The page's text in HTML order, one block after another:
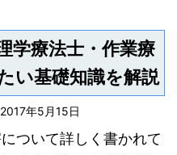
学療法士・作業療
い基礎知識を解説
2017年5月15日
ついて詳しく書かれて